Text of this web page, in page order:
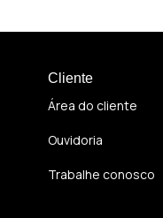
Cliente
Área do cliente
Ouvidoria
Trabalhe conosco